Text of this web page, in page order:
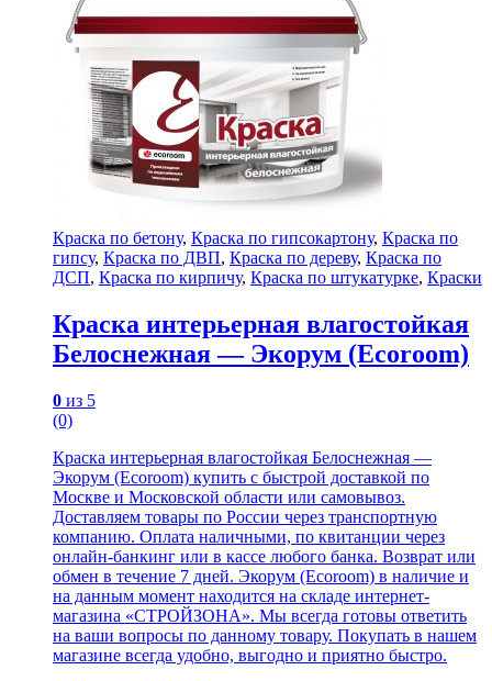
Краска по бетону, Краска по гипсокартону, Краска по
гипсу, Краска по ДВП, Краска по дереву, Краска по
ДСП, Краска по кирпичу, Краска по штукатурке, Краски
Краска интерьерная влагостойкая
Белоснежная — Экорум (Ecoroom)
0 из 5
(0)
Краска интерьерная влагостойкая Белоснежная —
Экорум (Ecoroom) купить с быстрой доставкой по
Москве и Московской области или самовывоз.
Доставляем товары по России через транспортную
компанию. Оплата наличными, по квитанции через
онлайн-банкинг или в кассе любого банка. Возврат или
обмен в течение 7 дней. Экорум (Ecoroom) в наличие и
на данным момент находится на складе интернет-
магазина «СТРОЙЗОНА». Мы всегда готовы ответить
на ваши вопросы по данному товару. Покупать в нашем
магазине всегда удобно, выгодно и приятно быстро.